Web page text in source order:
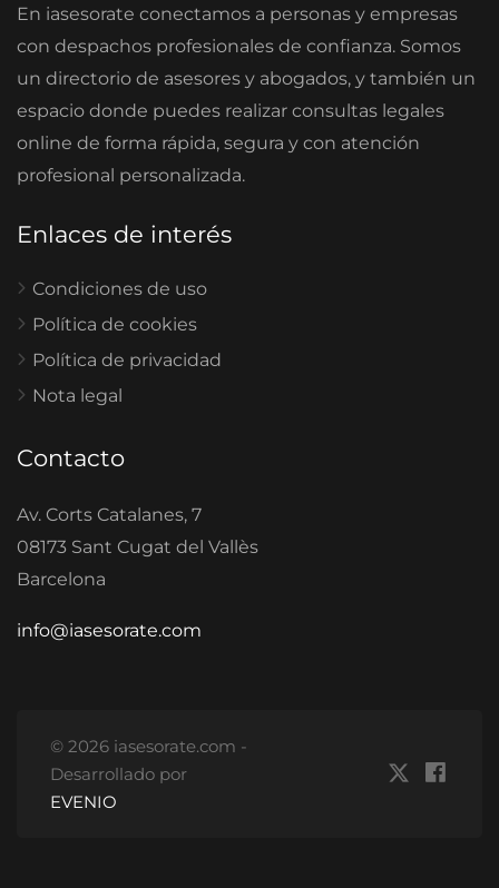
En iasesorate conectamos a personas y empresas
con despachos profesionales de confianza. Somos
un directorio de asesores y abogados, y también un
espacio donde puedes realizar consultas legales
online de forma rápida, segura y con atención
profesional personalizada.
Enlaces de interés
Condiciones de uso
Política de cookies
Política de privacidad
Nota legal
Contacto
Av. Corts Catalanes, 7
08173 Sant Cugat del Vallès
Barcelona
info@iasesorate.com
© 2026 iasesorate.com -
Desarrollado por
EVENIO